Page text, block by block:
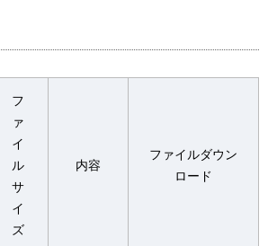
等
士フイルムビジネスイノベーション株式会
る保証も行いません。許諾プログラムに関
費用負担をもって処理されるものとします。
士フイルムビジネスイノベーション株式会
フ
ァ
イ
ル
サ
イ
ズ
内容
ファイルダウン
ロード